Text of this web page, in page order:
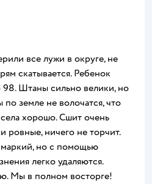
все лужи в округе, не
скатывается. Ребенок
98. Штаны сильно велики, но
земле не волочатся, что
хорошо. Сшит очень
ровные, ничего не торчит.
но с помощью
легко удаляются.
Мы в полном восторге!